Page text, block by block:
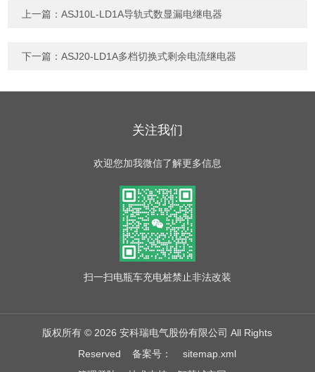
上一篇：ASJ10L-LD1A导轨式数显漏电继电器
下一篇：ASJ20-LD1A多档切换式剩余电流继电器
关注我们
欢迎您加我微信了解更多信息
扫一扫电瓶车充电桩禁止非法改装
版权所有 © 2026 安科瑞电气股份有限公司 All Rights
Reserved备案号：
sitemap.xml